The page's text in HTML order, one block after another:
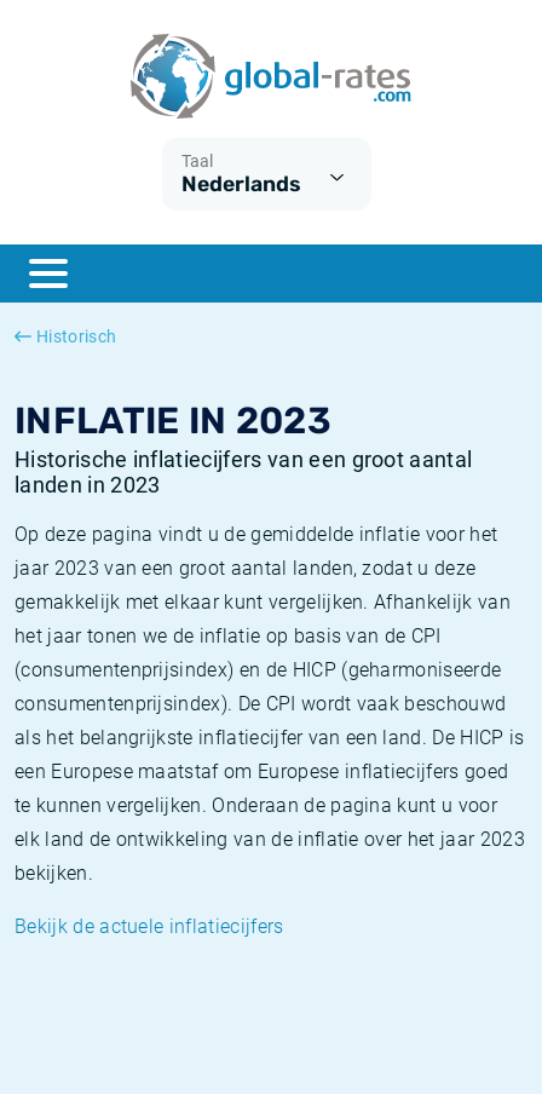
Taal
Nederlands
Historisch
INFLATIE IN 2023
Historische inflatiecijfers van een groot aantal
landen in 2023
Op deze pagina vindt u de gemiddelde inflatie voor het
jaar 2023 van een groot aantal landen, zodat u deze
gemakkelijk met elkaar kunt vergelijken. Afhankelijk van
het jaar tonen we de inflatie op basis van de CPI
(consumentenprijsindex) en de HICP (geharmoniseerde
consumentenprijsindex). De CPI wordt vaak beschouwd
als het belangrijkste inflatiecijfer van een land. De HICP is
een Europese maatstaf om Europese inflatiecijfers goed
te kunnen vergelijken. Onderaan de pagina kunt u voor
elk land de ontwikkeling van de inflatie over het jaar 2023
bekijken.
Bekijk de actuele inflatiecijfers
ESTER
SONIA
Wat is CPI inflatie?
Wat is HICP inflatie?
Nederlandse inflatie - CPI
Amerikaanse inflatie - CPI
Euribor historie
SOFR historie
TONAR historie
Inflatiecalculator